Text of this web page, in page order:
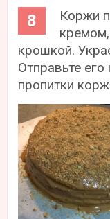
Коржи
крошкой.
Отправьте
пропитки